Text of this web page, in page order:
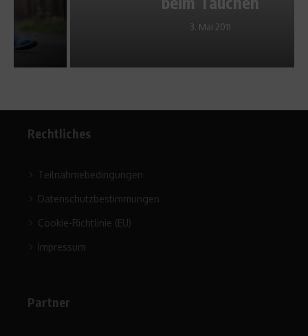
Rechtliches
Teilnahmebedingungen
Datenschutzbestimmungen
Cookie-Richtlinie (EU)
Impressum
Partner